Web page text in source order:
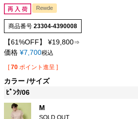
Rewde
商品番号 23304-4390008
【61%OFF】 ¥19,800⇒
価格 ¥7,700税込
[ 70 ポイント進呈 ]
カラー サイズ
ﾋﾟﾝｸ/06
M